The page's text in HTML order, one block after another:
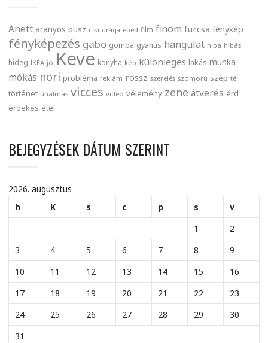
Anett aranyos busz ciki drága ebéd film finom furcsa fénykép
fényképezés gabo gomba gyanús hangulat hiba hibás
hideg IKEA jó Keve konyha kép különleges lakás munka
mókás nori probléma reklám rossz szerelés szomorú szép tél
történet unalmas vicces videó vélemény zene átverés érd
érdekes étel
BEJEGYZÉSEK DÁTUM SZERINT
2026. augusztus
h
K s c p s
v
1
2
3
4 5 6 7 8
9
10
11 12 13 14 15
16
17
18 19 20 21 22
23
24
25 26 27 28 29
30
31